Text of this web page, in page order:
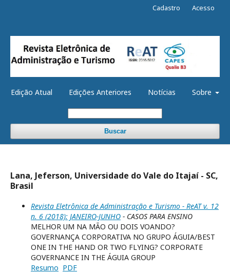
Edição Atual Edições Anteriores Notícias Sobre
Buscar
Cadastro Acesso
Lana, Jeferson, Universidade do Vale do Itajaí - SC,
Brasil
Revista Eletrônica de Administração e Turismo - ReAT v. 12
n. 6 (2018): JANEIRO-JUNHO - CASOS PARA ENSINO
MELHOR UM NA MÃO OU DOIS VOANDO?
GOVERNANÇA CORPORATIVA NO GRUPO ÁGUIA/BEST
ONE IN THE HAND OR TWO FLYING? CORPORATE
GOVERNANCE IN THE ÁGUIA GROUP
Resumo PDF